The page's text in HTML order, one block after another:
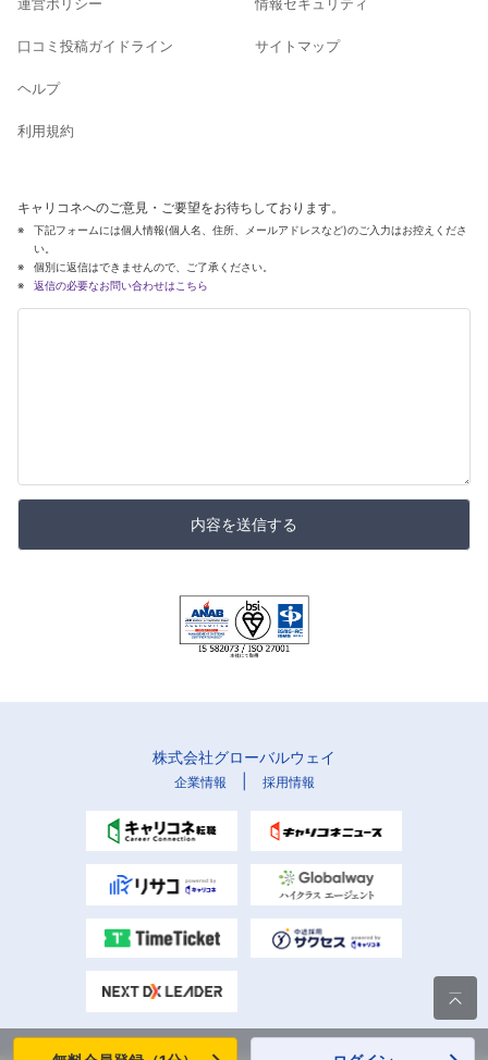
運営ポリシー
口コミ投稿ガイドライン
ヘルプ
利用規約
情報セキュリティ
サイトマップ
キャリコネへのご意見・ご要望をお待ちしております。
下記フォームには個人情報(個人名、住所、メールアドレスなど)のご入力はお控えくださ
い。
個別に返信はできませんので、ご了承ください。
返信の必要なお問い合わせはこちら
内容を送信する
株式会社グローバルウェイ
企業情報 採用情報
